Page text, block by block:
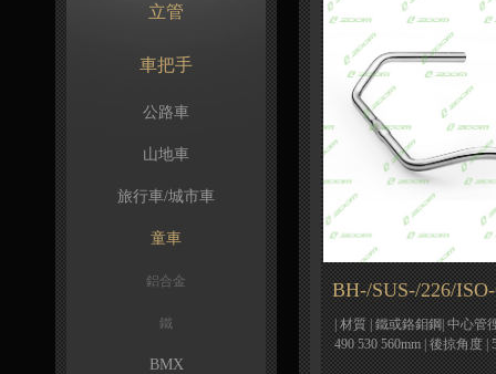
立管
車把手
公路車
山地車
旅行車/城市車
童車
鋁合金
鐵
BMX
BH-/SUS-/226/
| 材質 | 鐵或鉻鉬鋼| 中心管
490 530 560mm | 後掠角度